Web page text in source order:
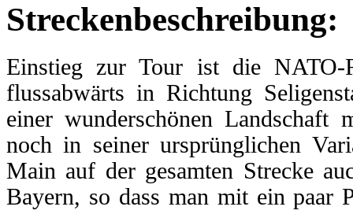
Streckenbeschreibung:
Einstieg zur Tour ist dieNATO-
flussabwärts in Richtung
einer wunderschönen
noch in seiner ursprünglichen
Main auf der gesamten Strecke
Bayern, so dass man mit ein paar